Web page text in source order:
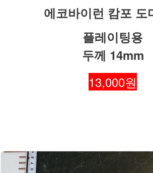
에코바이런 캄포 도
플레이팅용
두께 14mm
13,000원